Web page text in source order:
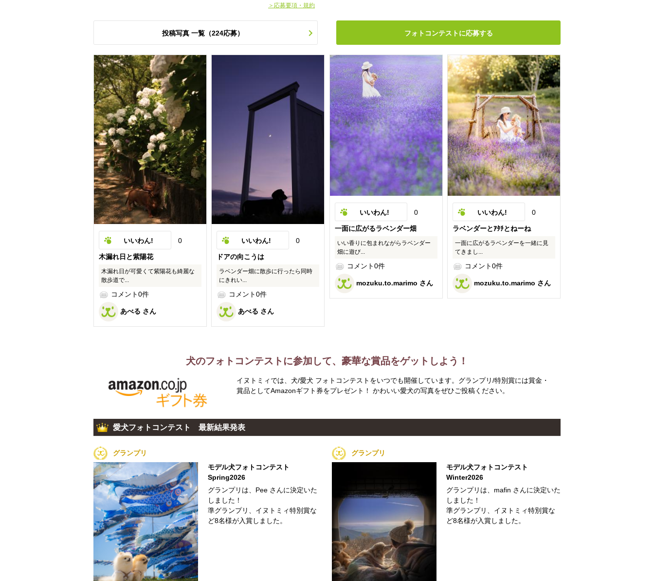
＞応募要項・規約
フォトコンテストに応募する
投稿写真 一覧（224応募）
いいわん! 0
木漏れ日と紫陽花
木漏れ日が可愛くて紫陽花も綺麗な
散歩道で...
コメント0件
あべる さん
いいわん! 0
ドアの向こうは
ラベンダー畑に散歩に行ったら同時
にきれい...
コメント0件
あべる さん
いいわん! 0
一面に広がるラベンダー畑
いい香りに包まれながらラベンダー
畑に遊び...
コメント0件
mozuku.to.marimo さん
いいわん! 0
ラベンダーとｱﾀﾁとねーね
一面に広がるラベンダーを一緒に見
てきまし...
コメント0件
mozuku.to.marimo さん
犬のフォトコンテストに参加して、豪華な賞品をゲットしよう！
イヌトミィでは、犬/愛犬 フォトコンテストをいつでも開催しています。グランプリ/特別賞には賞金・
賞品としてAmazonギフト券をプレゼント！ かわいい愛犬の写真をぜひご投稿ください。
愛犬フォトコンテスト 最新結果発表
グランプリ
モデル犬フォトコンテスト
Spring2026
グランプリは、Pee さんに決定いた
しました！
準グランプリ、イヌトミィ特別賞な
ど8名様が入賞しました。
グランプリ
モデル犬フォトコンテスト
Winter2026
グランプリは、mafin さんに決定いた
しました！
準グランプリ、イヌトミィ特別賞な
ど8名様が入賞しました。